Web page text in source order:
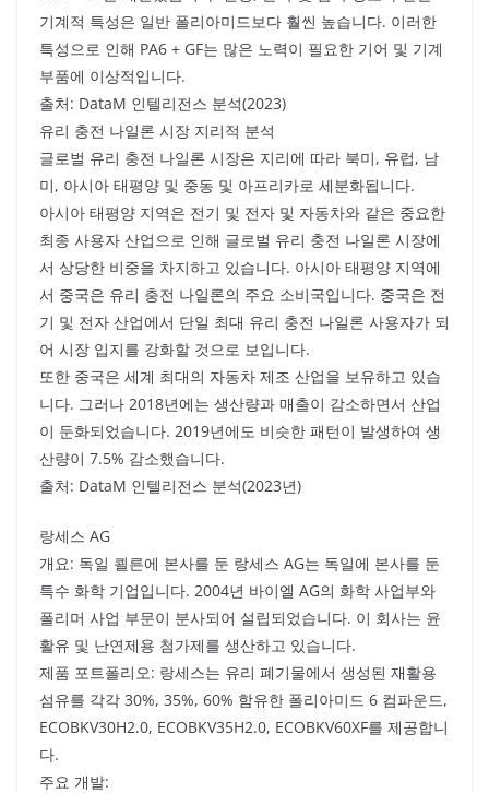
기계적 특성은 일반 폴리아미드보다 훨씬 높습니다. 이러한
특성으로 인해 PA6 + GF는 많은 노력이 필요한 기어 및 기계
부품에 이상적입니다.
출처: DataM 인텔리전스 분석(2023)
유리 충전 나일론 시장 지리적 분석
글로벌 유리 충전 나일론 시장은 지리에 따라 북미, 유럽, 남
미, 아시아 태평양 및 중동 및 아프리카로 세분화됩니다.
아시아 태평양 지역은 전기 및 전자 및 자동차와 같은 중요한
최종 사용자 산업으로 인해 글로벌 유리 충전 나일론 시장에
서 상당한 비중을 차지하고 있습니다. 아시아 태평양 지역에
서 중국은 유리 충전 나일론의 주요 소비국입니다. 중국은 전
기 및 전자 산업에서 단일 최대 유리 충전 나일론 사용자가 되
어 시장 입지를 강화할 것으로 보입니다.
또한 중국은 세계 최대의 자동차 제조 산업을 보유하고 있습
니다. 그러나 2018년에는 생산량과 매출이 감소하면서 산업
이 둔화되었습니다. 2019년에도 비슷한 패턴이 발생하여 생
산량이 7.5% 감소했습니다.
출처: DataM 인텔리전스 분석(2023년)
랑세스 AG
개요: 독일 쾰른에 본사를 둔 랑세스 AG는 독일에 본사를 둔
특수 화학 기업입니다. 2004년 바이엘 AG의 화학 사업부와
폴리머 사업 부문이 분사되어 설립되었습니다. 이 회사는 윤
활유 및 난연제용 첨가제를 생산하고 있습니다.
제품 포트폴리오: 랑세스는 유리 폐기물에서 생성된 재활용
섬유를 각각 30%, 35%, 60% 함유한 폴리아미드 6 컴파운드,
ECOBKV30H2.0, ECOBKV35H2.0, ECOBKV60XF를 제공합니
다.
주요 개발: